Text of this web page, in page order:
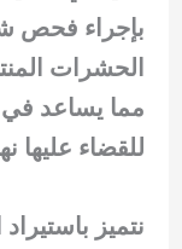
بإجراء فحص
الحشرات
مما يساعد في
للقضاء عليها
نتميز